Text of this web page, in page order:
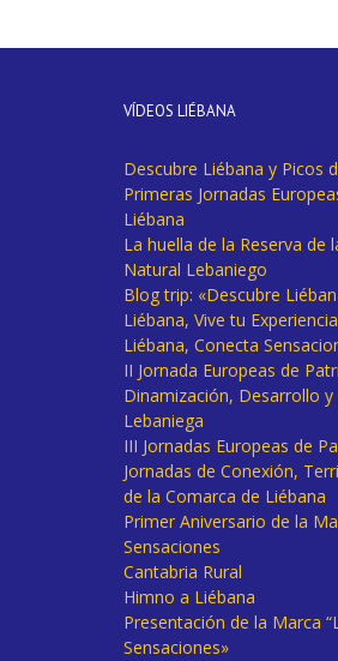
VÍDEOS LIÉBANA
Descubre Liébana y Picos
Primeras Jornadas
Liébana
La huella de la Reserva de
Natural Lebaniego
Blog trip: «Descubre
Liébana, Vive tu Experiencia
Liébana, Conecta
II Jornada Europeas de
Dinamización, Desarrollo
Lebaniega
III Jornadas Europeas de
Jornadas de Conexión,
de la Comarca de Liébana
Primer Aniversario de la
Sensaciones
Cantabria Rural
Himno a Liébana
Presentación de la Marca
Sensaciones»